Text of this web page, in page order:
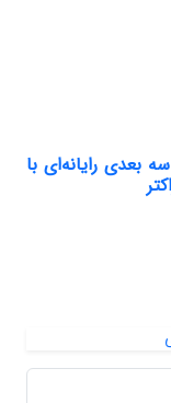
بعدی رایانه‌ای با